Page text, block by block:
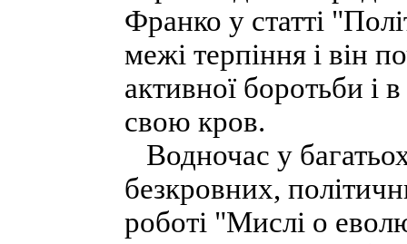
Франко у статті
межі терпіння і він
активної боротьби і
свою кров.
Водночас у
безкровних,
роботі "Мислі о